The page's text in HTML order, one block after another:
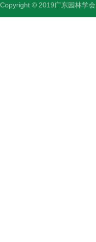
Copyright © 2019广东园林学会.